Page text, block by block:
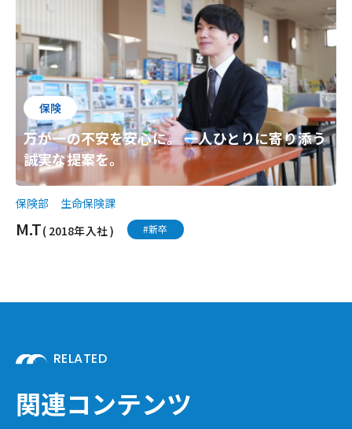
保険
万が一の不安を安心に。 一人ひとりに寄り添う
誠実な提案を。
保険部 生命保険課
M.T( 2018年入社 ) #新卒
RELATED
関連コンテンツ